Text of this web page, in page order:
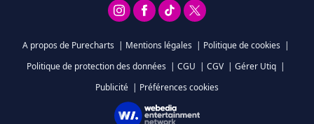
A propos de Purecharts | Mentions légales | Politique de cookies |
Politique de protection des données | CGU | CGV | Gérer Utiq |
Publicité | Préférences cookies